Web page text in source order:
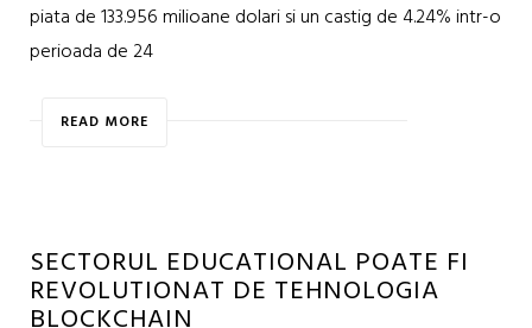
piata de 133.956 milioane dolari si un castig de 4.24% intr-o
perioada de 24
READ MORE
SECTORUL EDUCATIONAL POATE FI
REVOLUTIONAT DE TEHNOLOGIA